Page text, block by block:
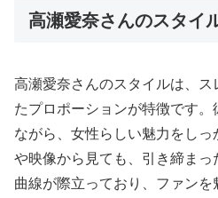
高瀬愛奈さんのスタイ
高瀬愛奈さんのスタイルは、
たプロポーションが特徴です。
ながら、女性らしい魅力をし
や映像から見ても、引き締ま
曲線が際立っており、ファンを